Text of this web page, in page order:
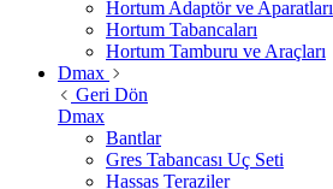
Hortum Adaptör ve Aparatları
Hortum Tabancaları
Hortum Tamburu ve Araçları
Dmax
Geri Dön
Dmax
Bantlar
Gres Tabancası Uç Seti
Hassas Teraziler